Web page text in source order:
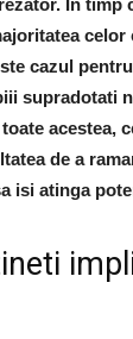
In timp
cazul
supradotati
acestea,
de a
isi atinga